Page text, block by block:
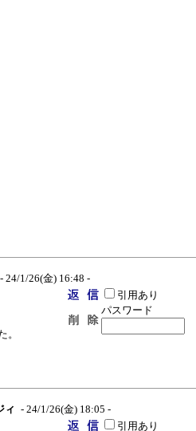
- 24/1/26(金) 16:48 -
。
引用あり
パスワード
ィ
- 24/1/26(金) 18:05 -
引用あり